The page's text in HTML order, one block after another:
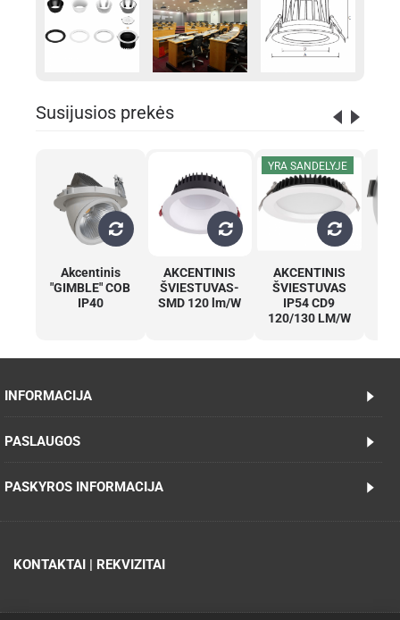
Susijusios prekės
Akcentinis
"GIMBLE" COB
IP40
AKCENTINIS
ŠVIESTUVAS-
SMD 120 lm/W
YRA SANDELYJE
AKCENTINIS
ŠVIESTUVAS
IP54 CD9
120/130 LM/W
INFORMACIJA
PASLAUGOS
PASKYROS INFORMACIJA
KONTAKTAI | REKVIZITAI